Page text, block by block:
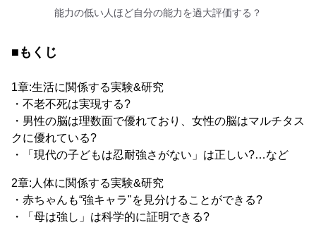
能力の低い人ほど自分の能力を過大評価する？
■もくじ
1章:生活に関係する実験&研究
・不老不死は実現する?
・男性の脳は理数面で優れており、女性の脳はマルチタス
クに優れている?
・「現代の子どもは忍耐強さがない」は正しい?…など
2章:人体に関係する実験&研究
・赤ちゃんも“強キャラ"を見分けることができる?
・「母は強し」は科学的に証明できる?